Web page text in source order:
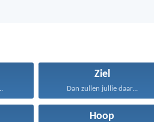
Ziel
Dan zullen jullie daar...
Hoop